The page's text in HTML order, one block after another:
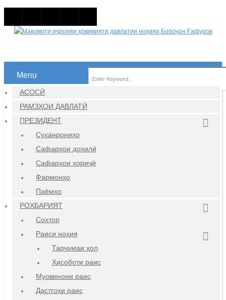
Menu
АСОСӢ
РАМЗҲОИ ДАВЛАТӢ
ПРЕЗИДЕНТ
Суханрониҳо
Сафарҳои дохилӣ
Сафарҳои хориҷӣ
Фармонҳо
Паёмҳо
РОҲБАРИЯТ
Сохтор
Раиси ноҳия
Тарҷумаи ҳол
Ҳисоботи раис
Муовинони раис
Дастгоҳи раис